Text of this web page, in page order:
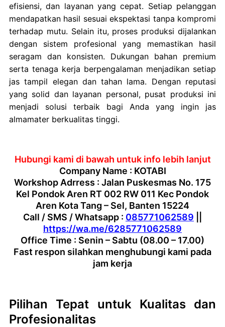
efisiensi, dan layanan yang cepat. Setiap pelanggan
mendapatkan hasil sesuai ekspektasi tanpa kompromi
terhadap mutu. Selain itu, proses produksi dijalankan
dengan sistem profesional yang memastikan hasil
seragam dan konsisten. Dukungan bahan premium
serta tenaga kerja berpengalaman menjadikan setiap
jas tampil elegan dan tahan lama. Dengan reputasi
yang solid dan layanan personal, pusat produksi ini
menjadi solusi terbaik bagi Anda yang ingin jas
almamater berkualitas tinggi.
Hubungi kami di bawah untuk info lebih lanjut
Company Name : KOTABI
Workshop Adrress : Jalan Puskesmas No. 175
Kel Pondok Aren RT 002 RW 011 Kec Pondok
Aren Kota Tang – Sel, Banten 15224
Call / SMS / Whatsapp : 085771062589
https://wa.me/6285771062589
Office Time : Senin – Sabtu (08.00 – 17.00)
Fast respon silahkan menghubungi kami pada
jam kerja
Pilihan Tepat untuk Kualitas dan
Profesionalitas